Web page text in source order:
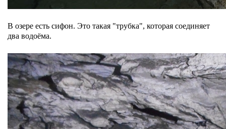
В озере есть сифон. Это такая "трубка", которая соединяет
два водоёма.